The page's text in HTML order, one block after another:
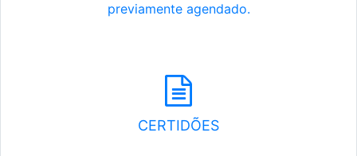
previamente agendado.
CERTIDÕES